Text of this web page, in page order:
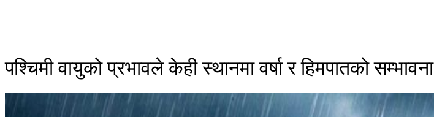
पश्चिमी वायुको प्रभावले केही स्थानमा वर्षा र हिमपातको सम्भावना